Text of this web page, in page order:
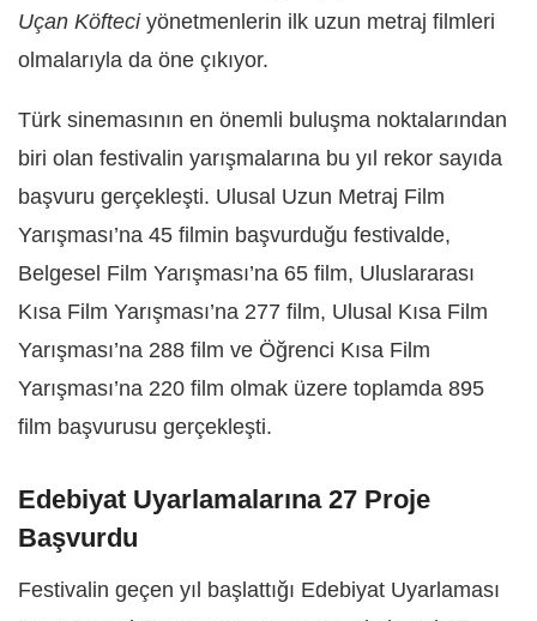
Uçan Köfteciyönetmenlerin ilk uzun metraj filmleri
olmalarıyla da öne çıkıyor.
Türk sinemasının en önemli buluşma noktalarından
biri olan festivalin yarışmalarına bu yıl rekor sayıda
başvuru gerçekleşti. Ulusal Uzun Metraj Film
Yarışması’na 45 filmin başvurduğu festivalde,
Belgesel Film Yarışması’na 65 film, Uluslararası
Kısa Film Yarışması’na 277 film, Ulusal Kısa Film
Yarışması’na 288 film ve Öğrenci Kısa Film
Yarışması’na 220 film olmak üzere toplamda 895
film başvurusu gerçekleşti.
Edebiyat Uyarlamalarına 27 Proje
Başvurdu
Festivalin geçen yıl başlattığı Edebiyat Uyarlaması